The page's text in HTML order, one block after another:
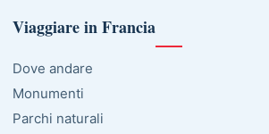
Viaggiare in Francia
Dove andare
Monumenti
Parchi naturali